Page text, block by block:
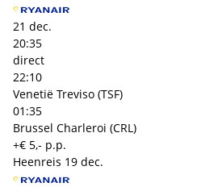
21 dec.
20:35
direct
22:10
Venetië Treviso (TSF)
01:35
Brussel Charleroi (CRL)
+€ 5,- p.p.
Heenreis 19 dec.